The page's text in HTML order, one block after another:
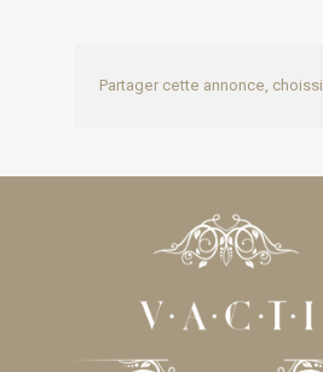
Partager cette annonce,